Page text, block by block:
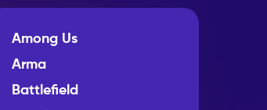
Among Us
Arma
Battlefield